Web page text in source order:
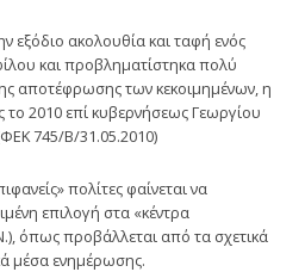
ακολουθία και ταφή ενός
και προβληματίστηκα πολύ
αποτέφρωσης των κεκοιμημένων, η
2010 επί κυβερνήσεως Γεωργίου
745/Β/31.05.2010)
πολίτες φαίνεται να
επιλογή στα «κέντρα
όπως προβάλλεται από τα σχετικά
μέσα ενημέρωσης.